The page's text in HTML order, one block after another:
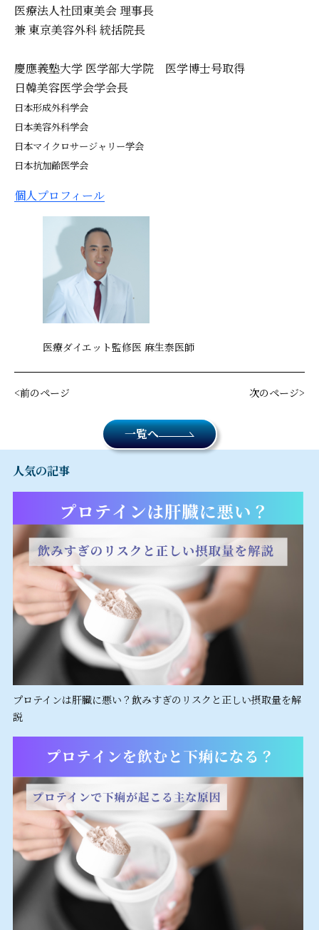
医療法人社団東美会 理事長
兼 東京美容外科 統括院長
慶應義塾大学 医学部大学院 医学博士号取得
日韓美容医学会学会長
日本形成外科学会
日本美容外科学会
日本マイクロサージャリー学会
日本抗加齢医学会
個人プロフィール
医療ダイエット監修医 麻生泰医師
前のページ 次のページ
一覧へ
人気の記事
プロテインは肝臓に悪い？飲みすぎのリスクと正しい摂取量を解
説